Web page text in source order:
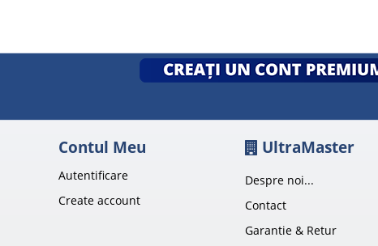
Contul Meu
Autentificare
Create account
UltraMaster
Despre noi...
Contact
Garantie & Retur